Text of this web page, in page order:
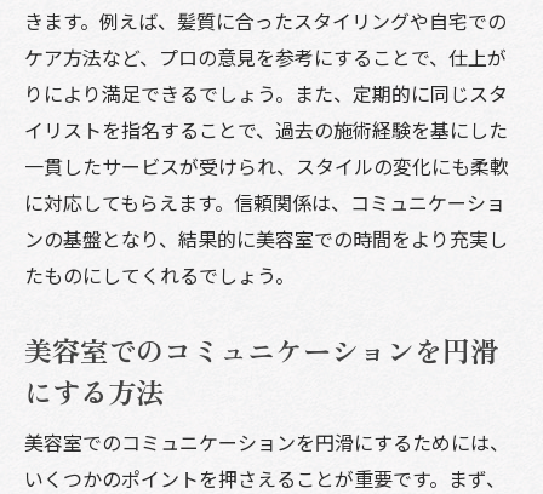
きます。例えば、髪質に合ったスタイリングや自宅での
ケア方法など、プロの意見を参考にすることで、仕上が
りにより満足できるでしょう。また、定期的に同じスタ
イリストを指名することで、過去の施術経験を基にした
一貫したサービスが受けられ、スタイルの変化にも柔軟
に対応してもらえます。信頼関係は、コミュニケーショ
ンの基盤となり、結果的に美容室での時間をより充実し
たものにしてくれるでしょう。
美容室でのコミュニケーションを円滑
にする方法
美容室でのコミュニケーションを円滑にするためには、
いくつかのポイントを押さえることが重要です。まず、